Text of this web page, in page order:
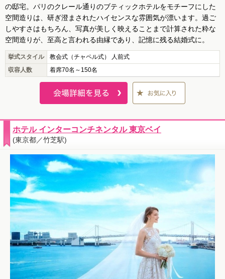
の邸宅。パリのクレール通りのブティックホテルをモチーフにした
空間造りは、研ぎ澄まされたハイセンスな雰囲気が漂います。過ご
しやすさはもちろん、写真が美しく映えることまで計算された粋な
空間造りが、至高と言われる由縁であり、記憶に残る結婚式に。
挙式スタイル
教会式（チャペル式） 人前式
収容人数
着席70名～150名
ホテル インターコンチネンタル 東京ベイ
(東京都／竹芝駅)